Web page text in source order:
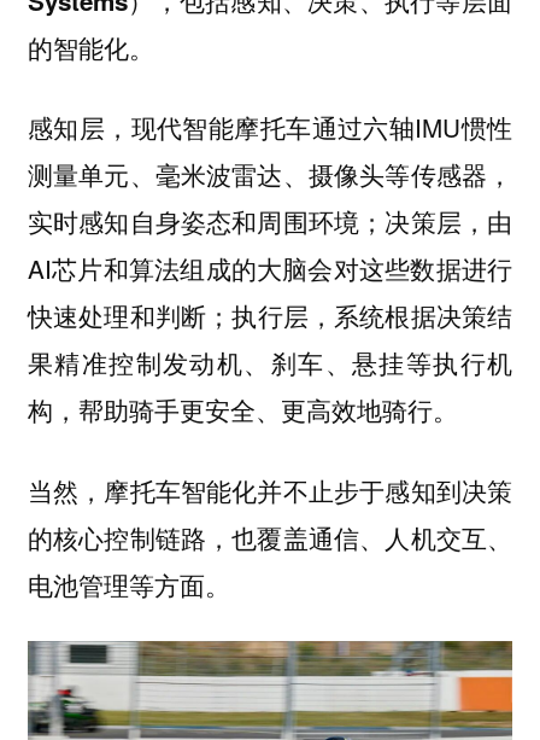
的智能化。
感知层，现代智能摩托车通过六轴IMU惯性
测量单元、毫米波雷达、摄像头等传感器，
实时感知自身姿态和周围环境；决策层，由
AI芯片和算法组成的大脑会对这些数据进行
快速处理和判断；执行层，系统根据决策结
果精准控制发动机、刹车、悬挂等执行机
构，帮助骑手更安全、更高效地骑行。
当然，摩托车智能化并不止步于感知到决策
的核心控制链路，也覆盖通信、人机交互、
电池管理等方面。